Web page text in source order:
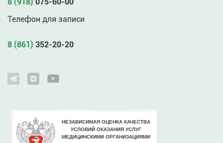
Телефон для записи
8 (861) 352-20-20